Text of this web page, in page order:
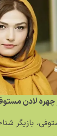
چهره لادن
بازیگر